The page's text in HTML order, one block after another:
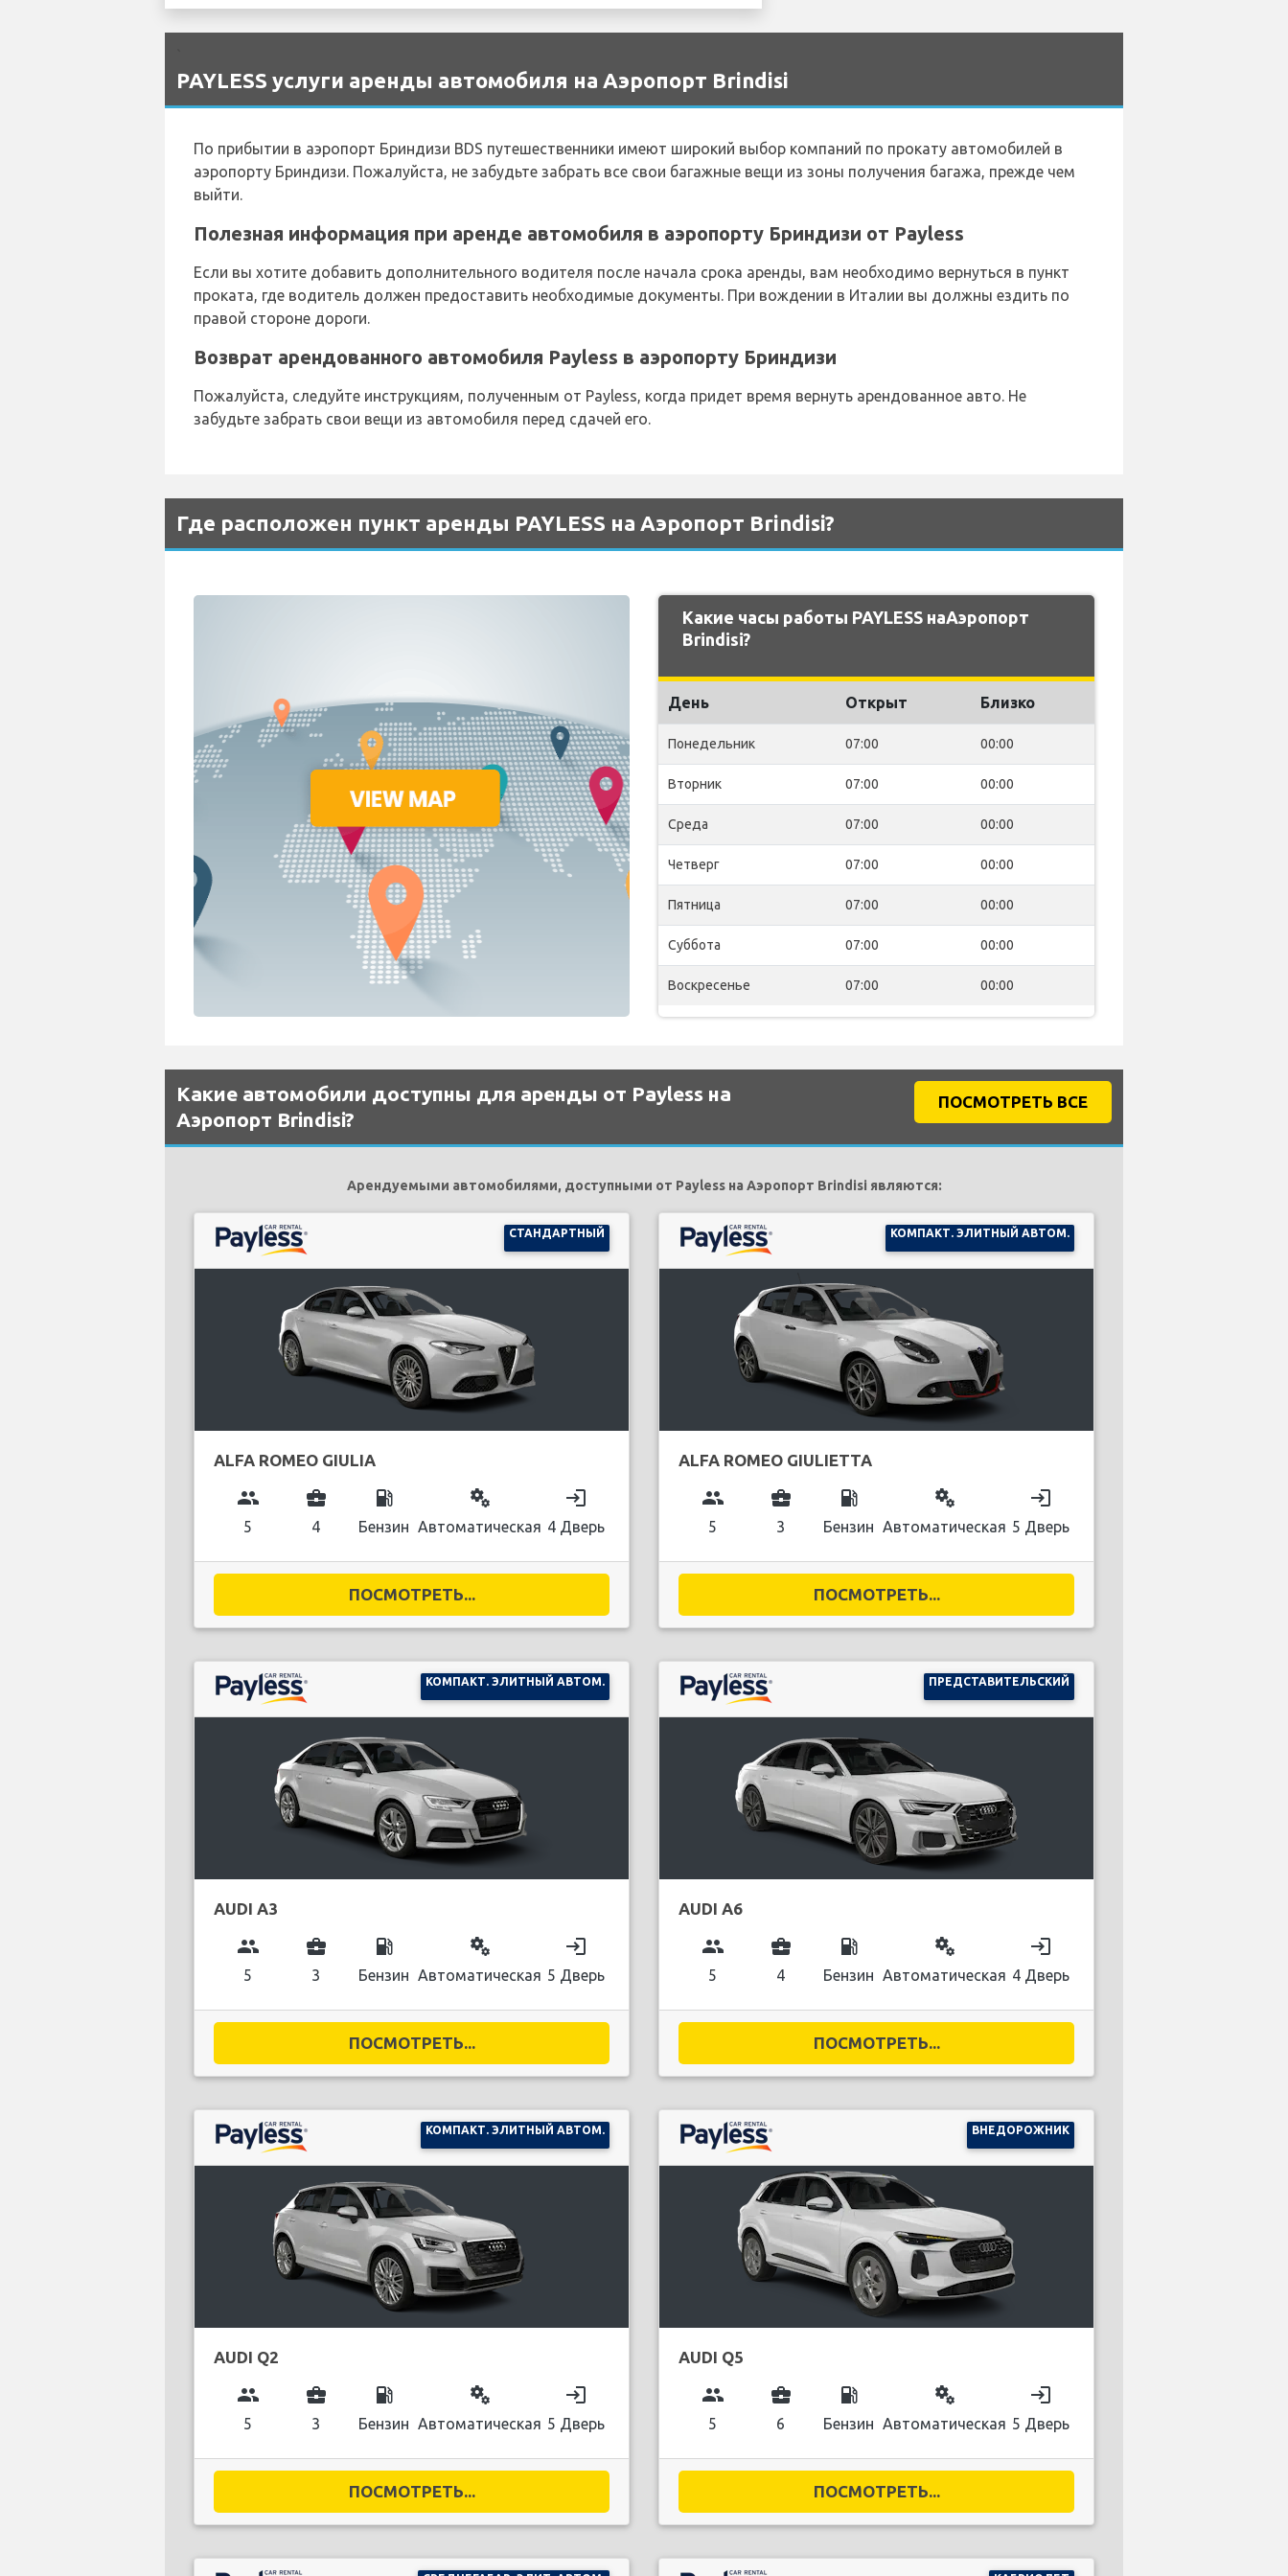
PAYLESS услуги аренды автомобиля на Аэропорт Brindisi
По прибытии в аэропорт Бриндизи BDS путешественники имеют широкий выбор компаний по прокату автомобилей в
аэропорту Бриндизи. Пожалуйста, не забудьте забрать все свои багажные вещи из зоны получения багажа, прежде чем
выйти.
Полезная информация при аренде автомобиля в аэропорту Бриндизи от Payless
Если вы хотите добавить дополнительного водителя после начала срока аренды, вам необходимо вернуться в пункт
проката, где водитель должен предоставить необходимые документы. При вождении в Италии вы должны ездить по
правой стороне дороги.
Возврат арендованного автомобиля Payless в аэропорту Бриндизи
Пожалуйста, следуйте инструкциям, полученным от Payless, когда придет время вернуть арендованное авто. Не
забудьте забрать свои вещи из автомобиля перед сдачей его.
Где расположен пункт аренды PAYLESS на Аэропорт Brindisi?
Какие часы работы PAYLESS наАэропорт
Brindisi?
День Открыт Близко
Понедельник 07:00 00:00
Вторник 07:00 00:00
Среда 07:00 00:00
Четверг 07:00 00:00
Пятница 07:00 00:00
Суббота 07:00 00:00
Воскресенье 07:00 00:00
Какие автомобили доступны для аренды от Payless на
Аэропорт Brindisi?
ПОСМОТРЕТЬ ВСЕ
Арендуемыми автомобилями, доступными от Payless на Аэропорт Brindisi являются:
СТАНДАРТНЫЙ
ALFA ROMEO GIULIA
group
5
business_center
4
local_gas_station
Бензин
miscellaneous_services
Автоматическая
login
4 Дверь
ПОСМОТРЕТЬ...
КОМПАКТ. ЭЛИТНЫЙ АВТОМ.
ALFA ROMEO GIULIETTA
group
5
business_center
3
local_gas_station
Бензин
miscellaneous_services
Автоматическая
login
5 Дверь
ПОСМОТРЕТЬ...
КОМПАКТ. ЭЛИТНЫЙ АВТОМ.
AUDI A3
group
5
business_center
3
local_gas_station
Бензин
miscellaneous_services
Автоматическая
login
5 Дверь
ПОСМОТРЕТЬ...
ПРЕДСТАВИТЕЛЬСКИЙ
AUDI A6
group
5
business_center
4
local_gas_station
Бензин
miscellaneous_services
Автоматическая
login
4 Дверь
ПОСМОТРЕТЬ...
КОМПАКТ. ЭЛИТНЫЙ АВТОМ.
AUDI Q2
group
5
business_center
3
local_gas_station
Бензин
miscellaneous_services
Автоматическая
login
5 Дверь
ПОСМОТРЕТЬ...
ВНЕДОРОЖНИК
AUDI Q5
group
5
business_center
6
local_gas_station
Бензин
miscellaneous_services
Автоматическая
login
5 Дверь
ПОСМОТРЕТЬ...